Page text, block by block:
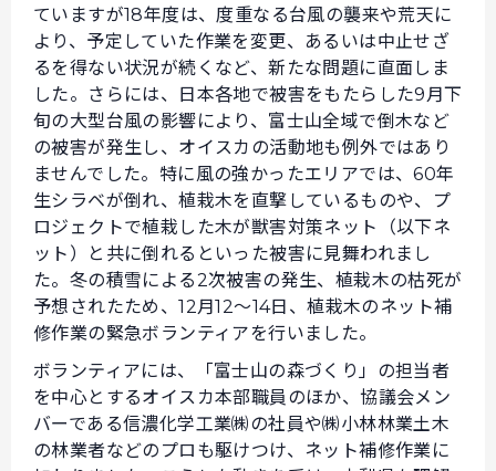
ていますが18年度は、度重なる台風の襲来や荒天に
より、予定していた作業を変更、あるいは中止せざ
るを得ない状況が続くなど、新たな問題に直面しま
した。さらには、日本各地で被害をもたらした9月下
旬の大型台風の影響により、富士山全域で倒木など
の被害が発生し、オイスカの活動地も例外ではあり
ませんでした。特に風の強かったエリアでは、60年
生シラベが倒れ、植栽木を直撃しているものや、プ
ロジェクトで植栽した木が獣害対策ネット（以下ネ
ット）と共に倒れるといった被害に見舞われまし
た。冬の積雪による2次被害の発生、植栽木の枯死が
予想されたため、12月12〜14日、植栽木のネット補
修作業の緊急ボランティアを行いました。
ボランティアには、「富士山の森づくり」の担当者
を中心とするオイスカ本部職員のほか、協議会メン
バーである信濃化学工業㈱の社員や㈱小林林業土木
の林業者などのプロも駆けつけ、ネット補修作業に